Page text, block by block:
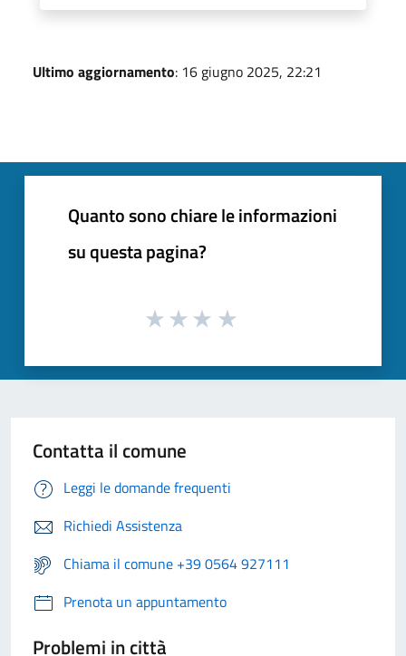
Ultimo aggiornamento: 16 giugno 2025, 22:21
Quanto sono chiare le informazioni
su questa pagina?
Contatta il comune
Leggi le domande frequenti
Richiedi Assistenza
Chiama il comune +39 0564 927111
Prenota un appuntamento
Problemi in città